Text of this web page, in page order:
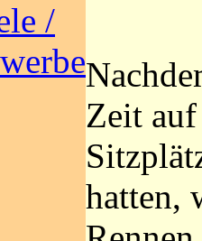
/
Zeit auf
hatten,